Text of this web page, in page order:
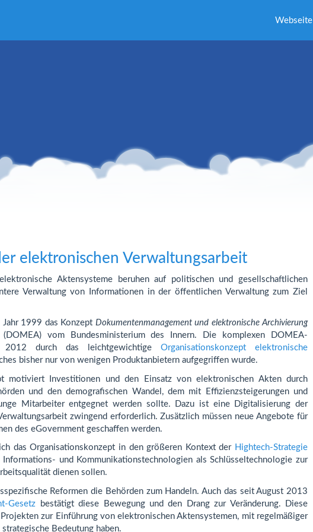
Webseite
elektronischen Verwaltungsarbeit
Aktensysteme beruhen auf politischen und gesellschaftlichen
Verwaltung von Informationen in der öffentlichen Verwaltung zum Ziel
1999 das Konzept Dokumentenmanagement und elektronische Archivierung
vom Bundesministerium des Innern. Die komplexen DOMEA-
durch das leichtgewichtige Organisationskonzept elektronische
bisher nur von wenigen Produktanbietern aufgegriffen wurde.
motiviert Investitionen und den Einsatz von elektronischen Akten durch
und den demografischen Wandel, dem mit Effizienzsteigerungen und
Mitarbeiter entgegnet werden sollte. Dazu ist eine Digitalisierung der
zwingend erforderlich. Zusätzlich müssen neue Angebote für
des eGovernment geschaffen werden.
das Organisationskonzept in den größeren Kontext der Hightech-Strategie
und Kommunikationstechnologien als Schlüsseltechnologie zur
dienen sollen.
Reformen die Behörden zum Handeln. Auch das seit August 2013
Gesetz bestätigt diese Bewegung und den Drang zur Veränderung. Diese
zur Einführung von elektronischen Aktensystemen, mit regelmäßiger
Bedeutung haben.